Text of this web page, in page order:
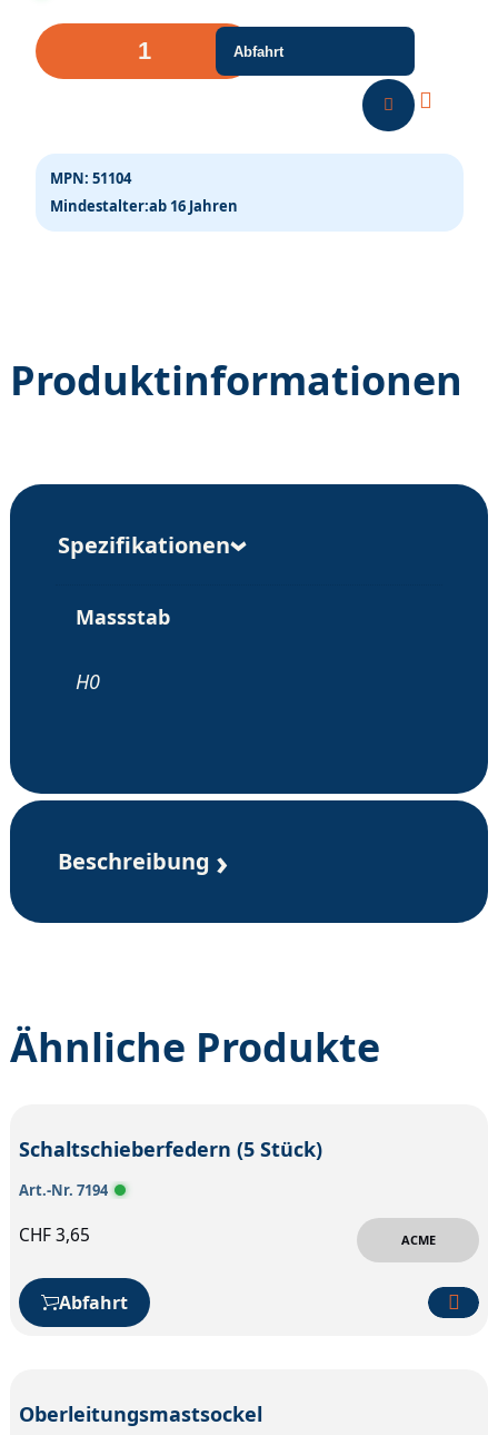
E-
Lok
Vorserie
DB
AG
Abfahrt
MPN: 51104
Mindestalter:ab 16 Jahren
Produktinformationen
Spezifikationen
Massstab
H0
Beschreibung
Ähnliche Produkte
Schaltschieberfedern (5 Stück)
Art.-Nr. 7194
CHF3,65 ACME
Abfahrt
Oberleitungsmastsockel